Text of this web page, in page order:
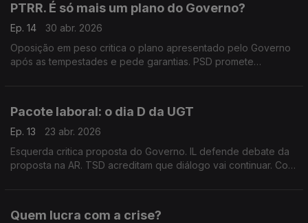
PTRR. É só mais um plano do Governo?
Ep. 14
30 abr. 2026
Oposição em peso critica o plano apresentado pelo Governo
após as tempestades e pede garantias. PSD promete
Pacote laboral: o dia D da UGT
Ep. 13
23 abr. 2026
Esquerda critica proposta do Governo. IL defende debate da
proposta na AR. TSD acreditam que diálogo vai continuar. Com
Quem lucra com a crise?